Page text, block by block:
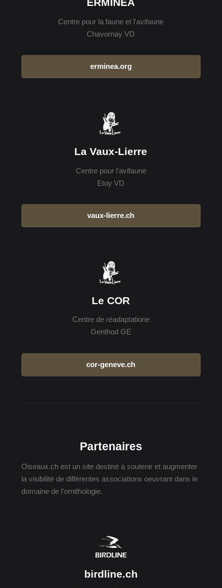
ERMINEA
Centre pour la faune et l'avifaune
Chavornay VD
erminea.org
La Vaux-Lierre
Centre pour l'avifaune
Etoy VD
vaux-lierre.ch
Le COR
Centre de réadaptatione
Genthod GE
cor-geneve.ch
Partenaires
Oiseaux.ch est un site destiné à soutenir et augmenter
la visibilité de différentes associations oeuvrant dans le
domaine de l'ornithologie.
birdline.ch